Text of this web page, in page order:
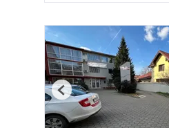
Previous